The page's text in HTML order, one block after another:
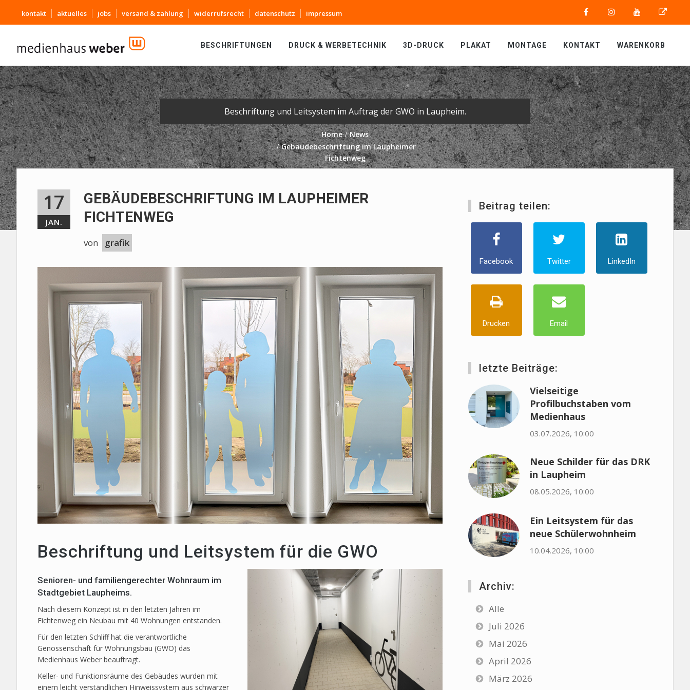
kontakt aktuelles jobs versand & zahlung widerrufsrecht datenschutz impressum
BESCHRIFTUNGEN DRUCK & WERBETECHNIK 3D-DRUCK PLAKAT MONTAGE KONTAKT WARENKORB
Beschriftung und Leitsystem im Auftrag der GWO in Laupheim.
Home
News
Gebäudebeschriftung im Laupheimer
Fichtenweg
17
JAN.
GEBÄUDEBESCHRIFTUNG IM LAUPHEIMER
FICHTENWEG
von grafik
Beschriftung und Leitsystem für die GWO
Senioren- und familiengerechter Wohnraum im
Stadtgebiet Laupheims.
Nach diesem Konzept ist in den letzten Jahren im
Fichtenweg ein Neubau mit 40 Wohnungen entstanden.
Für den letzten Schliff hat die verantwortliche
Genossenschaft für Wohnungsbau (GWO) das
Medienhaus Weber beauftragt.
Keller- und Funktionsräume des Gebäudes wurden mit
einem leicht verständlichen Hinweissystem aus schwarzer
Beitrag teilen:
Facebook Twitter LinkedIn
Drucken Email
letzte Beiträge:
Vielseitige
Profilbuchstaben vom
Medienhaus
03.07.2026, 10:00
Neue Schilder für das DRK
in Laupheim
08.05.2026, 10:00
Ein Leitsystem für das
neue Schülerwohnheim
10.04.2026, 10:00
Archiv:
Alle
Juli 2026
Mai 2026
April 2026
März 2026